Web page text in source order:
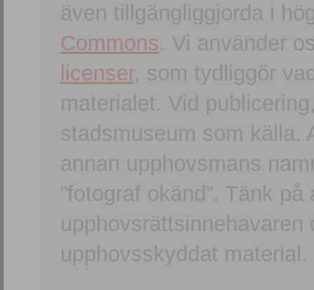
även tillgängliggjorda i
Commons. Vi använder
licenser, som tydliggör
materialet. Vid
stadsmuseum som källa.
annan upphovsmans
”fotograf okänd”. Tänk
upphovsskyddat material.